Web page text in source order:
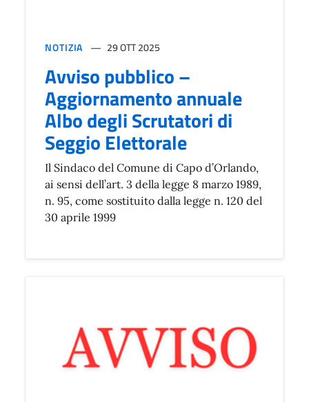
NOTIZIA 29 OTT 2025
Avviso pubblico –
Aggiornamento annuale
Albo degli Scrutatori di
Seggio Elettorale
Il Sindaco del Comune di Capo d’Orlando,
ai sensi dell’art. 3 della legge 8 marzo 1989,
n. 95, come sostituito dalla legge n. 120 del
30 aprile 1999